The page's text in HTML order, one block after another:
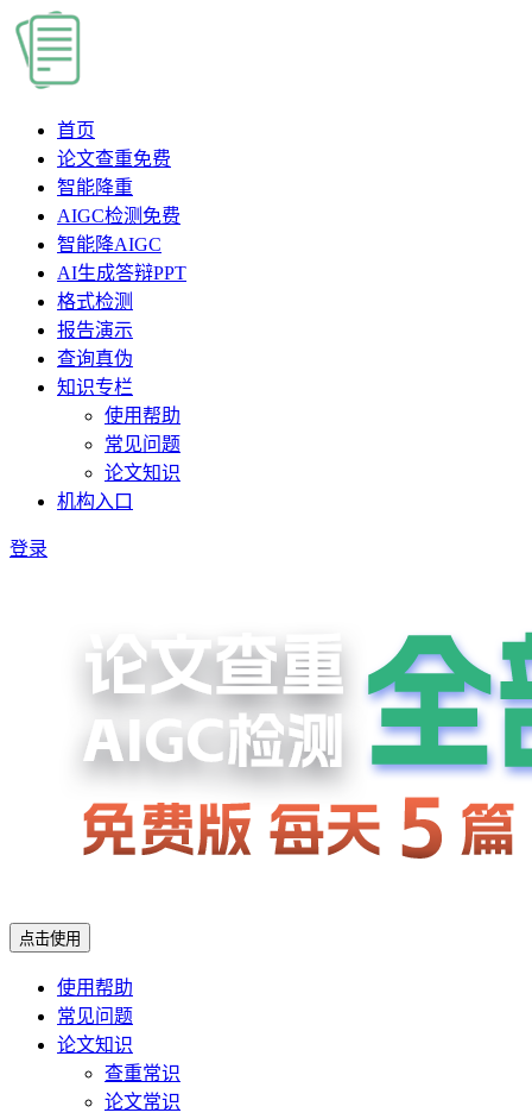
首页
论文查重免费
智能降重
AIGC检测 免费
智能降AIGC
AI生成答辩PPT
格式检测
报告演示
查询真伪
知识专栏
使用帮助
常见问题
论文知识
机构入口
登录
点击使用
使用帮助
常见问题
论文知识
查重常识
论文常识